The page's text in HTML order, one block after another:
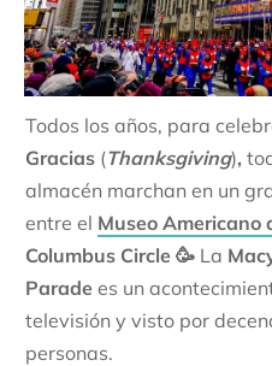
Todos los años, para
Gracias (Thanksgiving),
almacén marchan en un
entre el Museo Americano
Columbus Circle 🥳 La
Parade es un
televisión y visto por
personas.